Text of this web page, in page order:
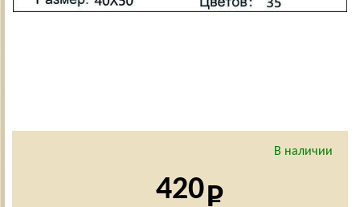
В наличии
420